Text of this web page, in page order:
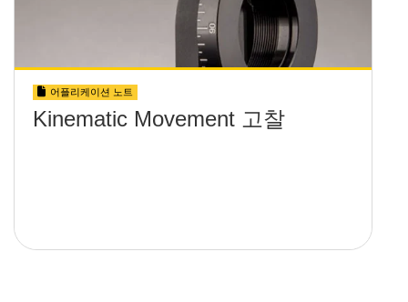
어플리케이션 노트
Kinematic Movement 고찰